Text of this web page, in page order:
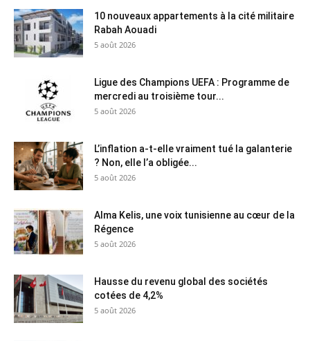
10 nouveaux appartements à la cité militaire
Rabah Aouadi
5 août 2026
Ligue des Champions UEFA : Programme de
mercredi au troisième tour...
5 août 2026
L’inflation a-t-elle vraiment tué la galanterie
? Non, elle l’a obligée...
5 août 2026
Alma Kelis, une voix tunisienne au cœur de la
Régence
5 août 2026
Hausse du revenu global des sociétés
cotées de 4,2%
5 août 2026